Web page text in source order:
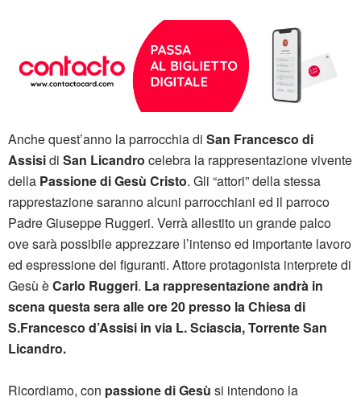
Anche quest’anno la parrocchia di San Francesco di
Assisidi San Licandro celebra la rappresentazione vivente
della Passione di Gesù Cristo. Gli “attori” della stessa
rapprestazione saranno alcuni parrocchiani ed il parroco
Padre Giuseppe Ruggeri. Verrà allestito un grande palco
ove sarà possibile apprezzare l’intenso ed importante lavoro
ed espressione dei figuranti. Attore protagonista interprete di
Gesù èCarlo Ruggeri. La rappresentazione andrà in
scena questa sera alle ore 20 presso la Chiesa di
S.Francesco d’Assisi in via L. Sciascia, Torrente San
Licandro.
Ricordiamo, con passione di Gesù si intendono la